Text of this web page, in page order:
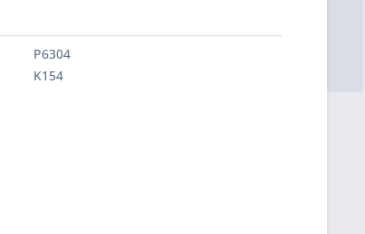
P6304
K154